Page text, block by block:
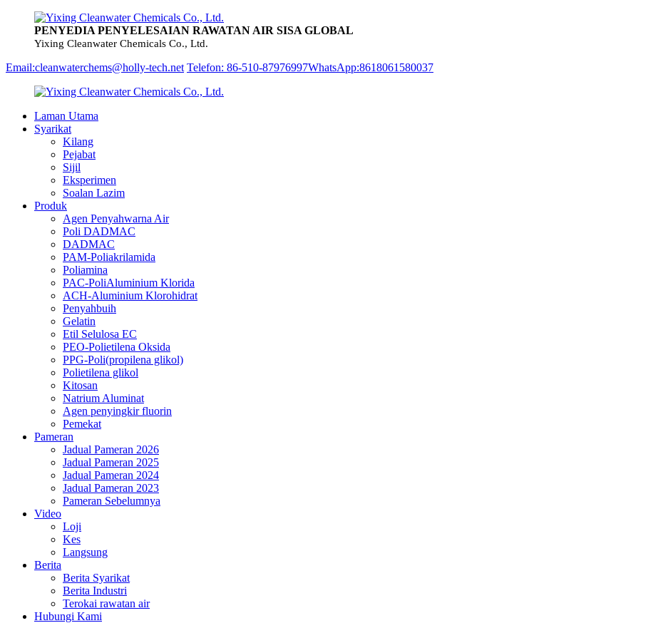
PENYEDIA PENYELESAIAN RAWATAN AIR SISA GLOBAL
Yixing Cleanwater Chemicals Co., Ltd.
Email:cleanwaterchems@holly-tech.net Telefon: 86-510-87976997WhatsApp:8618061580037
Laman Utama
Syarikat
Kilang
Pejabat
Sijil
Eksperimen
Soalan Lazim
Produk
Agen Penyahwarna Air
Poli DADMAC
DADMAC
PAM-Poliakrilamida
Poliamina
PAC-PoliAluminium Klorida
ACH-Aluminium Klorohidrat
Penyahbuih
Gelatin
Etil Selulosa EC
PEO-Polietilena Oksida
PPG-Poli(propilena glikol)
Polietilena glikol
Kitosan
Natrium Aluminat
Agen penyingkir fluorin
Pemekat
Pameran
Jadual Pameran 2026
Jadual Pameran 2025
Jadual Pameran 2024
Jadual Pameran 2023
Pameran Sebelumnya
Video
Loji
Kes
Langsung
Berita
Berita Syarikat
Berita Industri
Terokai rawatan air
Hubungi Kami